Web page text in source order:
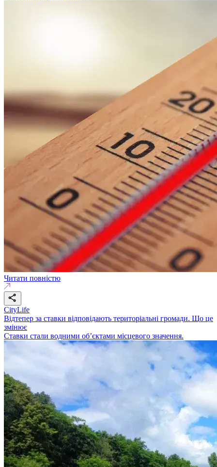
Читати повністю
CityLife
Відтепер за ставки відповідають територіальні громади. Що це
змінює
Ставки стали водними об’єктами місцевого значення.